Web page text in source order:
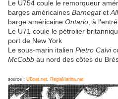
Le U754 coule le remorqueur
barges américaines Barnegatet
barge américaine Ontario , à
Le U71 coule le pétrolier
port de New York
Le sous-marin italien Pietro Calvi
McCobb au nord des côtes du
source : UBoat.net, RegiaMarina.net